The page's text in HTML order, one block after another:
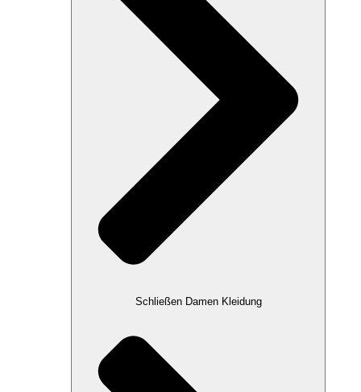
Schließen Damen Kleidung